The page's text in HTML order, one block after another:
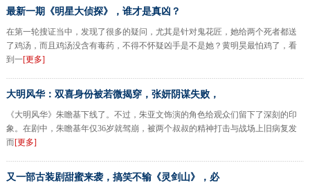
最新一期《明星大侦探》，谁才是真凶？
在第一轮搜证当中，发现了很多的疑问，尤其是针对鬼花匠，她给两个死者都送
了鸡汤，而且鸡汤没含有毒药，不得不怀疑凶手是不是她？黄明昊最怕鸡了，看
到一[更多]
大明风华：双喜身份被若微揭穿，张妍阴谋失败，
《大明风华》朱瞻基下线了。不过，朱亚文饰演的角色给观众们留下了深刻的印
象。在剧中，朱瞻基年仅36岁就驾崩，被两个叔叔的精神打击与战场上旧病复发
而[更多]
又一部古装剧甜蜜来袭，搞笑不输《灵剑山》，必